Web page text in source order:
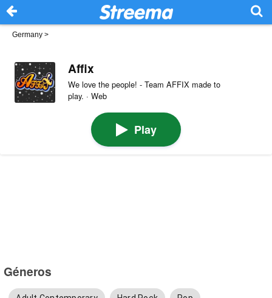
Germany >
Affix
We love the people! - Team AFFIX made to
play. · Web
Play
Géneros